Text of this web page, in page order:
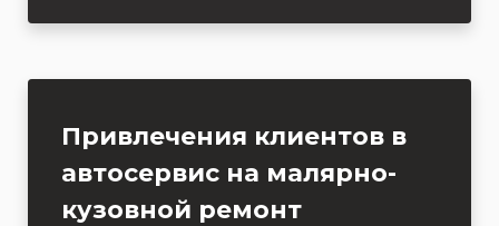
Привлечения клиентов в
автосервис на малярно-
кузовной ремонт